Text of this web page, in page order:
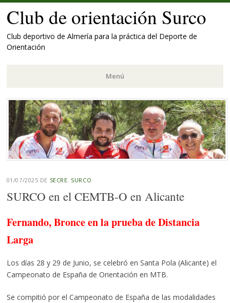
Club de orientación Surco
Club deportivo de Almería para la práctica del Deporte de
Orientación
Menú
Saltar
al
contenido.
01/07/2025 DE SECRE. SURCO
SURCO en el CEMTB-O en Alicante
Fernando, Bronce en la prueba de Distancia
Larga
Los días 28 y 29 de Junio, se celebró en Santa Pola (Alicante) el
Campeonato de España de Orientación en MTB.
Se compitió por el Campeonato de España de las modalidades